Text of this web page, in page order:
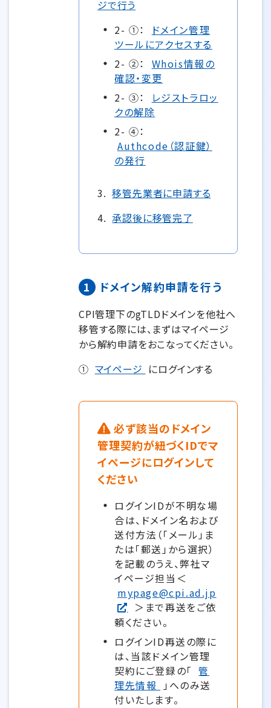
ジで行う
2- ①：
ドメイン管理
ツールにアクセスする
2- ②：
Whois情報の
確認・変更
2- ③：
レジストラロッ
クの解除
2- ④：
Authcode（認証鍵）
の発行
3. 移管先業者に申請する
4. 承認後に移管完了
1 ドメイン解約申請を行う
CPI管理下のgTLDドメインを他社へ
移管する際には、まずはマイページ
から解約申請をおこなってください。
① マイページ にログインする
必ず該当のドメイン
管理契約が紐づくIDでマ
イページにログインして
ください
ログインIDが不明な場
合は、ドメイン名および
送付方法（「メール」ま
たは「郵送」から選択）
を記載のうえ、弊社マ
イページ担当＜
mypage@cpi.ad.jp
＞まで再送をご依
頼ください。
ログインID再送の際に
は、当該ドメイン管理
契約にご登録の「 管
理先情報 」へのみ送
付いたします。